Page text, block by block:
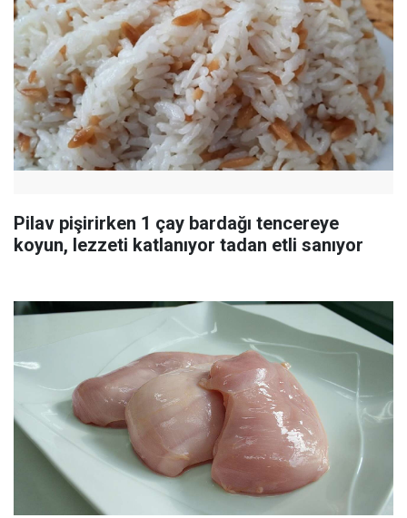
Pilav pişirirken 1 çay bardağı tencereye
koyun, lezzeti katlanıyor tadan etli sanıyor